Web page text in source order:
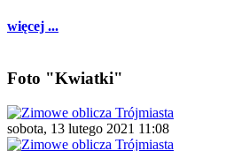
więcej ...
Foto "Kwiatki"
sobota, 13 lutego 2021 11:08